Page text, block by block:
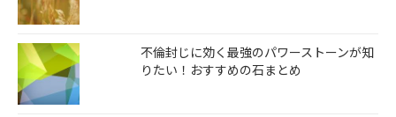
不倫封じに効く最強のパワーストーンが知
りたい！おすすめの石まとめ